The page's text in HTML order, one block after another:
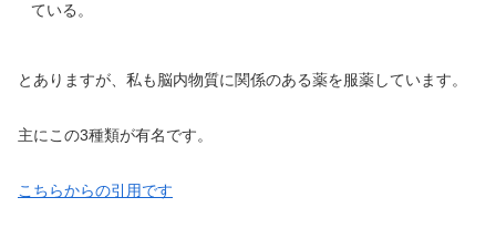
ている。
とありますが、私も脳内物質に関係のある薬を服薬しています。
主にこの3種類が有名です。
こちらからの引用です